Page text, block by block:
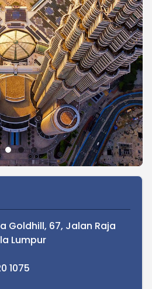
Goldhill, 67, Jalan Raja
Lumpur
1075